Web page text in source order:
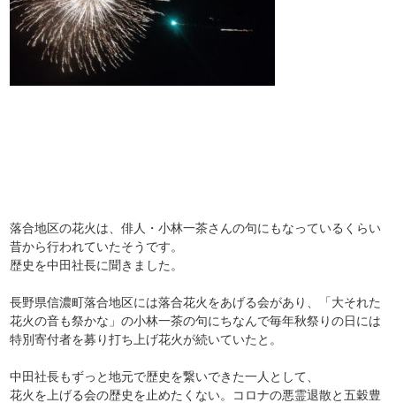
落合地区の花火は、俳人・小林一茶さんの句にもなっているくらい
昔から行われていたそうです。
歴史を中田社長に聞きました。
長野県信濃町落合地区には落合花火をあげる会があり、「大それた
花火の音も祭かな」の小林一茶の句にちなんで毎年秋祭りの日には
特別寄付者を募り打ち上げ花火が続いていたと。
中田社長もずっと地元で歴史を繋いできた一人として、
花火を上げる会の歴史を止めたくない。コロナの悪霊退散と五穀豊